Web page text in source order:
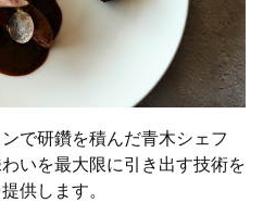
で研鑽を積んだ青木シェフ
いを最大限に引き出す技術を
供します。